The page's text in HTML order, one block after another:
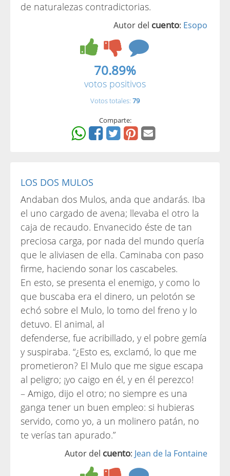
de naturalezas contradictorias.
Autor del cuento: Esopo
70.89%
votos positivos
Votos totales: 79
Comparte:
LOS DOS MULOS
Andaban dos Mulos, anda que andarás. Iba
el uno cargado de avena; llevaba el otro la
caja de recaudo. Envanecido éste de tan
preciosa carga, por nada del mundo quería
que le aliviasen de ella. Caminaba con paso
firme, haciendo sonar los cascabeles.
En esto, se presenta el enemigo, y como lo
que buscaba era el dinero, un pelotón se
echó sobre el Mulo, lo tomo del freno y lo
detuvo. El animal, al
defenderse, fue acribillado, y el pobre gemía
y suspiraba. “¿Esto es, exclamó, lo que me
prometieron? El Mulo que me sigue escapa
al peligro; ¡yo caigo en él, y en él perezco!
– Amigo, dijo el otro; no siempre es una
ganga tener un buen empleo: si hubieras
servido, como yo, a un molinero patán, no
te verías tan apurado.”
Autor del cuento: Jean de la Fontaine